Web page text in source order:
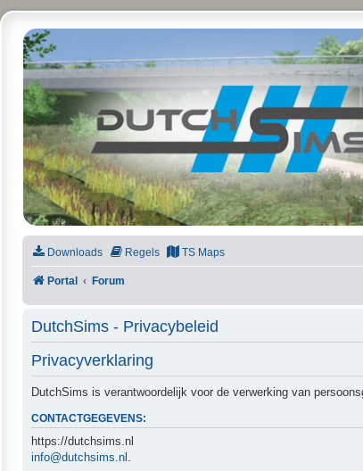
DutchSims
Downloads Regels TS Maps
Portal Forum
DutchSims - Privacybeleid
Privacyverklaring
DutchSims is verantwoordelijk voor de verwerking van
CONTACTGEGEVENS:
https://dutchsims.nl
info@dutchsims.nl